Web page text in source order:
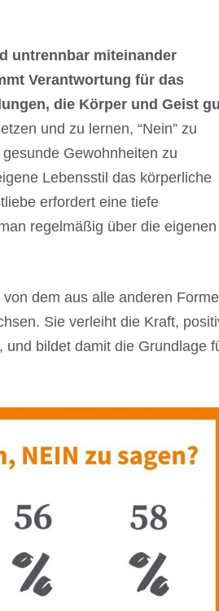
untrennbar miteinander
Verantwortung für das
die Körper und Geist
und zu lernen, “Nein” zu
Gewohnheiten zu
Lebensstil das körperliche
erfordert eine tiefe
regelmäßig über die eigenen
dem aus alle anderen
Sie verleiht die Kraft,
bildet damit die Grundlage